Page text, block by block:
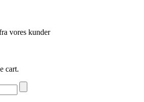
vores kunder
cart.